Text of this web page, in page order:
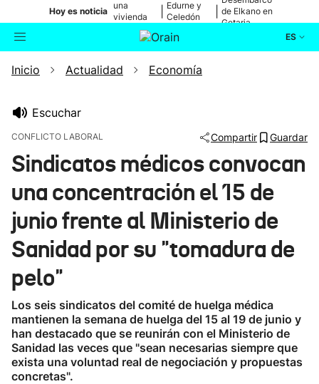
Hoy es noticia
una
vivienda
de Bilbao
Edurne y
Celedón
de Elkano en
Getaria
ES
Buscador Actualidad
Ikusmiran
Eguraldia
Inicio Actualidad Economía
Escuchar
CONFLICTO LABORAL Compartir Guardar
Sindicatos médicos convocan
una concentración el 15 de
junio frente al Ministerio de
Sanidad por su "tomadura de
pelo"
Los seis sindicatos del comité de huelga médica
mantienen la semana de huelga del 15 al 19 de junio y
han destacado que se reunirán con el Ministerio de
Sanidad las veces que "sean necesarias siempre que
exista una voluntad real de negociación y propuestas
concretas".